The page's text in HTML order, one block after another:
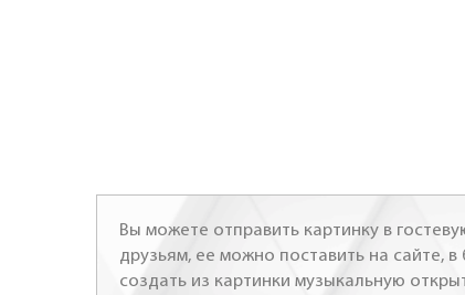
Вы можете отправить картинку в
друзьям, ее можно поставить на сайте,
создать из картинки музыкальную